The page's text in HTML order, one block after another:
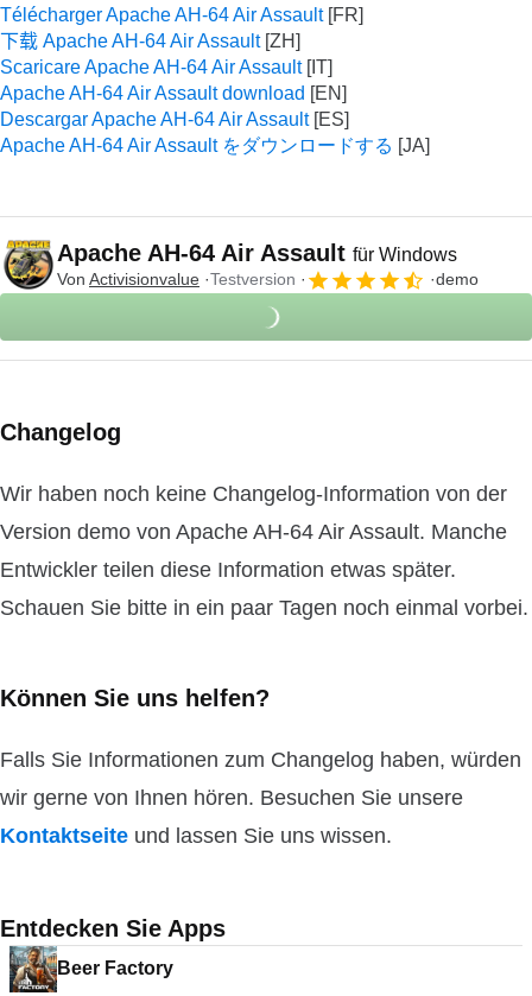
Télécharger Apache AH-64 Air Assault
下载 Apache AH-64 Air Assault
Scaricare Apache AH-64 Air Assault
Apache AH-64 Air Assault download
Descargar Apache AH-64 Air Assault
Apache AH-64 Air Assault をダウンロードする
Apache AH-64 Air Assault für Windows
Von Activisionvalue Testversion demo
Changelog
Wir haben noch keine Changelog-Information von der
Version demo von Apache AH-64 Air Assault. Manche
Entwickler teilen diese Information etwas später.
Schauen Sie bitte in ein paar Tagen noch einmal vorbei.
Können Sie uns helfen?
Falls Sie Informationen zum Changelog haben, würden
wir gerne von Ihnen hören. Besuchen Sie unsere
Kontaktseite und lassen Sie uns wissen.
Entdecken Sie Apps
Beer Factory